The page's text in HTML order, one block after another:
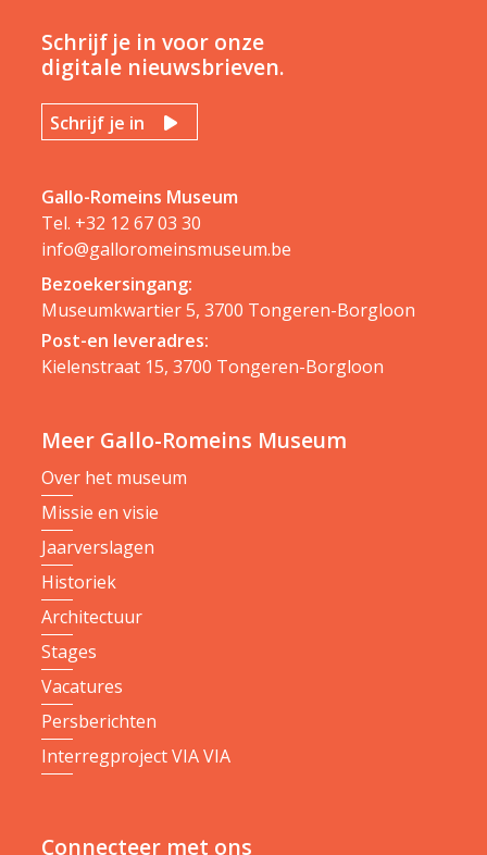
Schrijf je in voor onze
digitale nieuwsbrieven.
Schrijf je in
Gallo-Romeins Museum
Tel. +32 12 67 03 30
info@galloromeinsmuseum.be
Bezoekersingang:
Museumkwartier 5, 3700 Tongeren-Borgloon
Post-en leveradres:
Kielenstraat 15, 3700 Tongeren-Borgloon
Meer Gallo-Romeins Museum
Over het museum
Missie en visie
Jaarverslagen
Historiek
Architectuur
Stages
Vacatures
Persberichten
Interregproject VIA VIA
Connecteer met ons